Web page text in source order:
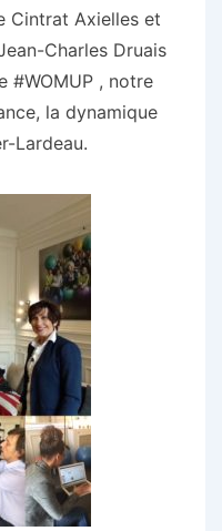
Cintrat Axielles et
Charles Druais
#WOMUP , notre
la dynamique
Lardeau.